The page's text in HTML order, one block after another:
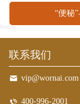
“便秘
联系我们
vip@wornai.com
400-996-2001